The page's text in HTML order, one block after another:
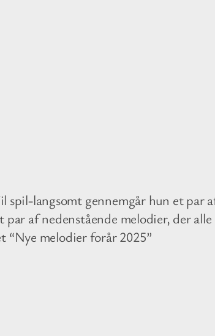
spil-langsomt gennemgår hun et par
af nedenstående melodier, der alle
“Nye melodier forår 2025”